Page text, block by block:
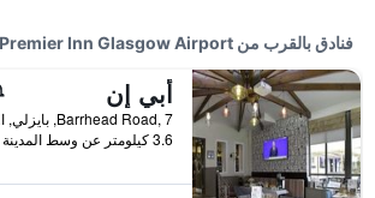
فنادق بالقرب من Premier Inn Glasgow Airport
أبي إن
3.6 كيلومتر عن وسط المدينة